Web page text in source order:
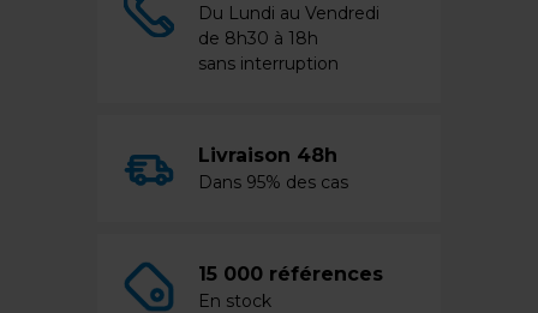
Du Lundi au Vendredi
de 8h30 à 18h
sans interruption
Livraison 48h
Dans 95% des cas
15 000 références
En stock